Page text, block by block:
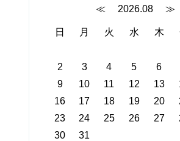
≪ 2026.08 ≫
日 月 火 水 木
2
3 4 5 6
9
10 11 12 13
16
17 18 19 20
23
24 25 26 27
30
31